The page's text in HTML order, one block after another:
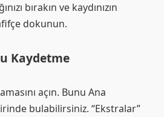
bırakın ve kaydınızın
dokunun.
Kaydetme
açın. Bunu Ana
bulabilirsiniz. “Ekstralar”